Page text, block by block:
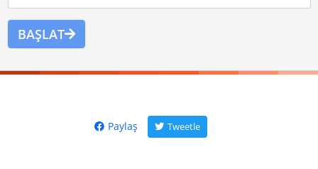
BAŞLAT
Paylaş Tweetle